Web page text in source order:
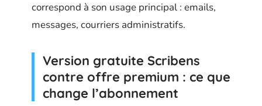
correspond à son usage principal : emails,
messages, courriers administratifs.
Version gratuite Scribens
contre offre premium : ce que
change l’abonnement